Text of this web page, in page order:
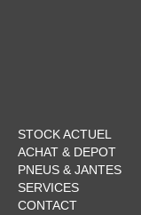
STOCK ACTUEL
ACHAT & DEPOT
PNEUS & JANTES
SERVICES
CONTACT